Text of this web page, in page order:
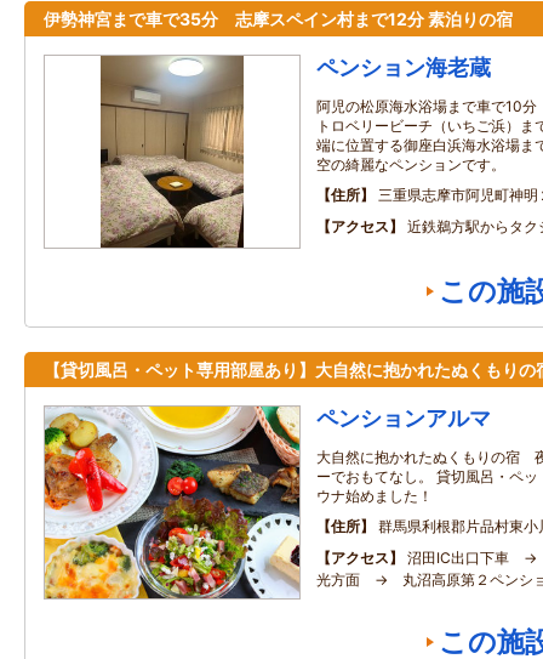
伊勢神宮まで車で35分 志摩スペイン村まで12分 素泊りの宿
ペンション海老蔵
阿児の松原海水浴場まで車で10
トロベリービーチ（いちご浜）
端に位置する御座白浜海水浴場ま
空の綺麗なペンションです。
住所
三重県志摩市阿児町神明
アクセス
近鉄鵜方駅からタク
この施
【貸切風呂・ペット専用部屋あり】大自然に抱かれたぬくもりの
ペンションアルマ
大自然に抱かれたぬくもりの宿
ーでおもてなし。 貸切風呂・ペ
ウナ始めました！
住所
群馬県利根郡片品村東小
アクセス
沼田IC出口下車 →
光方面 → 丸沼高原第２ペンシ
この施